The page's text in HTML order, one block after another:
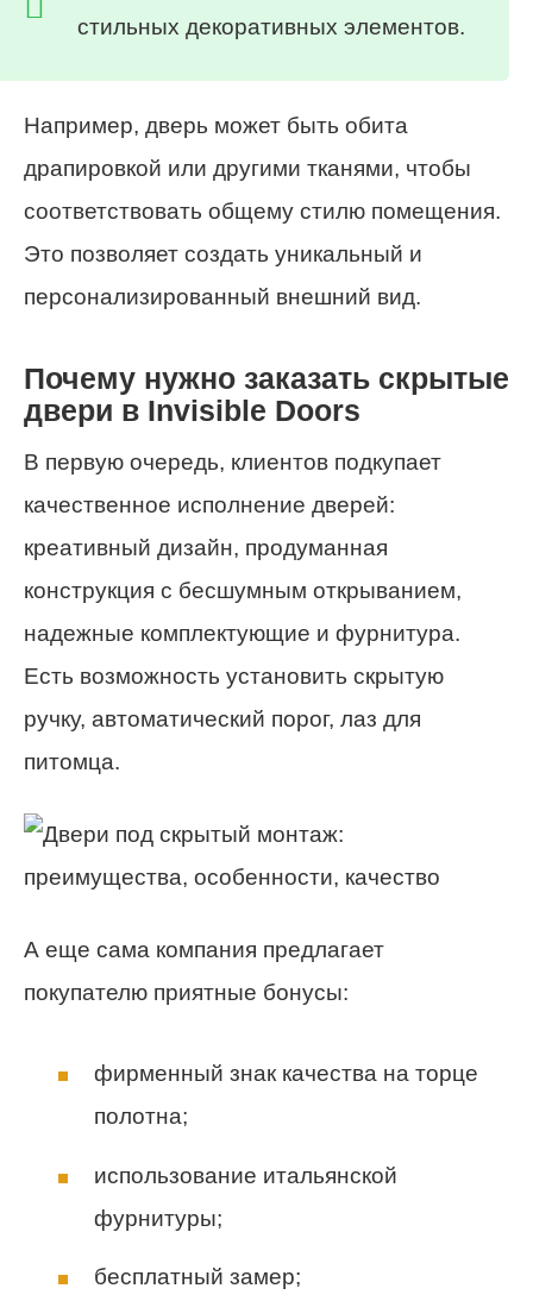
стильных декоративных элементов.
Например, дверь может быть обита
драпировкой или другими тканями, чтобы
соответствовать общему стилю помещения.
Это позволяет создать уникальный и
персонализированный внешний вид.
Почему нужно заказать скрытые
двери в Invisible Doors
В первую очередь, клиентов подкупает
качественное исполнение дверей:
креативный дизайн, продуманная
конструкция с бесшумным открыванием,
надежные комплектующие и фурнитура.
Есть возможность установить скрытую
ручку, автоматический порог, лаз для
питомца.
А еще сама компания предлагает
покупателю приятные бонусы:
фирменный знак качества на торце
полотна;
использование итальянской
фурнитуры;
бесплатный замер;